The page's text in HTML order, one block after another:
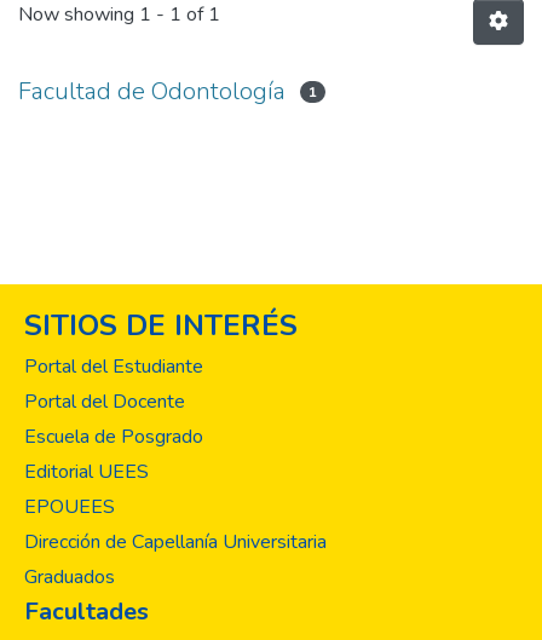
Now showing 1 - 1 of 1
Facultad de Odontología 1
SITIOS DE INTERÉS
Portal del Estudiante
Portal del Docente
Escuela de Posgrado
Editorial UEES
EPOUEES
Dirección de Capellanía Universitaria
Graduados
Facultades